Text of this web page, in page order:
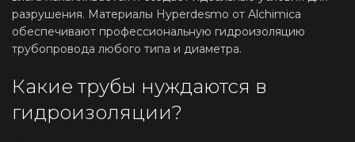
разрушения. Материалы Hyperdesmo от Alchimica
обеспечивают профессиональную гидроизоляцию
трубопровода любого типа и диаметра.
Какие трубы нуждаются в
гидроизоляции?